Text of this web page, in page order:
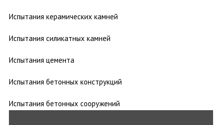
Испытания керамических камней
Испытания силикатных камней
Испытания цемента
Испытания бетонных конструкций
Испытания бетонных сооружений